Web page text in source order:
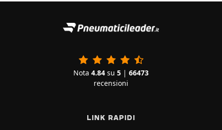
Nota 4.84 su 5 | 66473
recensioni
LINK RAPIDI